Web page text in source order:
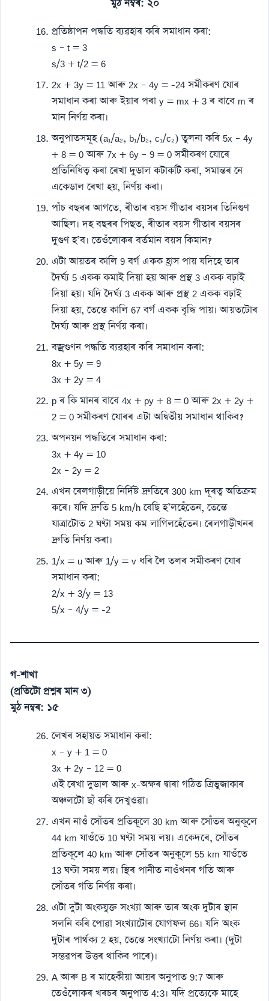
মুঠ নম্বৰ: ২০
প্ৰতিষ্ঠাপন পদ্ধতি ব্যৱহাৰ কৰি সমাধান কৰা:
s – t = 3
s/3 + t/2 = 6
2x + 3y = 11 আৰু 2x – 4y = -24 সমীকৰণ যোৰ
সমাধান কৰা আৰু ইয়াৰ পৰা y = mx + 3 ৰ বাবে m ৰ
মান নিৰ্ণয় কৰা।
অনুপাতসমূহ (a₁/a₂, b₁/b₂, c₁/c₂) তুলনা কৰি 5x – 4y
+ 8 = 0 আৰু 7x + 6y – 9 = 0 সমীকৰণ যোৰে
প্ৰতিনিধিত্ব কৰা ৰেখা দুডাল কটাকটি কৰা, সমান্তৰ নে
একেডাল ৰেখা হয়, নিৰ্ণয় কৰা।
পাঁচ বছৰৰ আগতে, ৰীতাৰ বয়স গীতাৰ বয়সৰ তিনিগুণ
আছিল। দহ বছৰৰ পিছত, ৰীতাৰ বয়স গীতাৰ বয়সৰ
দুগুণ হ’ব। তেওঁলোকৰ বৰ্তমান বয়স কিমান?
এটা আয়তৰ কালি 9 বৰ্গ একক হ্ৰাস পায় যদিহে তাৰ
দৈৰ্ঘ্য 5 একক কমাই দিয়া হয় আৰু প্ৰস্থ 3 একক বঢ়াই
দিয়া হয়। যদি দৈৰ্ঘ্য 3 একক আৰু প্ৰস্থ 2 একক বঢ়াই
দিয়া হয়, তেন্তে কালি 67 বৰ্গ একক বৃদ্ধি পায়। আয়তটোৰ
দৈৰ্ঘ্য আৰু প্ৰস্থ নিৰ্ণয় কৰা।
বজ্ৰগুণন পদ্ধতি ব্যৱহাৰ কৰি সমাধান কৰা:
8x + 5y = 9
3x + 2y = 4
p ৰ কি মানৰ বাবে 4x + py + 8 = 0 আৰু 2x + 2y +
2 = 0 সমীকৰণ যোৰৰ এটা অদ্বিতীয় সমাধান থাকিব?
অপনয়ন পদ্ধতিৰে সমাধান কৰা:
3x + 4y = 10
2x – 2y = 2
এখন ৰেলগাড়ীয়ে নিৰ্দিষ্ট দ্ৰুতিৰে 300 km দূৰত্ব অতিক্ৰম
কৰে। যদি দ্ৰুতি 5 km/h বেছি হ’লহেঁতেন, তেন্তে
যাত্ৰাটোত 2 ঘণ্টা সময় কম লাগিলহেঁতেন। ৰেলগাড়ীখনৰ
দ্ৰুতি নিৰ্ণয় কৰা।
1/x = u আৰু 1/y = v ধৰি লৈ তলৰ সমীকৰণ যোৰ
সমাধান কৰা:
2/x + 3/y = 13
5/x – 4/y = -2
গ-শাখা
(প্ৰতিটো প্ৰশ্নৰ মান ৩)
মুঠ নম্বৰ: ১৫
লেখৰ সহায়ত সমাধান কৰা:
x – y + 1 = 0
3x + 2y – 12 = 0
এই ৰেখা দুডাল আৰু x-অক্ষৰ দ্বাৰা গঠিত ত্ৰিভুজাকাৰ
অঞ্চলটো ছাঁ কৰি দেখুওৱা।
এখন নাওঁ সোঁতৰ প্ৰতিকূলে 30 km আৰু সোঁতৰ অনুকূলে
44 km যাওঁতে 10 ঘণ্টা সময় লয়। একেদৰে, সোঁতৰ
প্ৰতিকূলে 40 km আৰু সোঁতৰ অনুকূলে 55 km যাওঁতে
13 ঘণ্টা সময় লয়। স্থিৰ পানীত নাওঁখনৰ গতি আৰু
সোঁতৰ গতি নিৰ্ণয় কৰা।
এটা দুটা অংকযুক্ত সংখ্যা আৰু তাৰ অংক দুটাৰ স্থান
সলনি কৰি পোৱা সংখ্যাটোৰ যোগফল 66। যদি অংক
দুটাৰ পাৰ্থক্য 2 হয়, তেন্তে সংখ্যাটো নিৰ্ণয় কৰা। (দুটা
সম্ভৱপৰ উত্তৰ থাকিব পাৰে)।
A আৰু B ৰ মাহেকীয়া আয়ৰ অনুপাত 9:7 আৰু
তেওঁলোকৰ খৰচৰ অনুপাত 4:3। যদি প্ৰত্যেকে মাহে